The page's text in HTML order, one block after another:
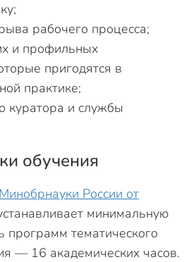
рабочего процесса;
и профильных
пригодятся в
практике;
куратора и службы
обучения
России от
минимальную
программ тематического
— 16 академических часов.